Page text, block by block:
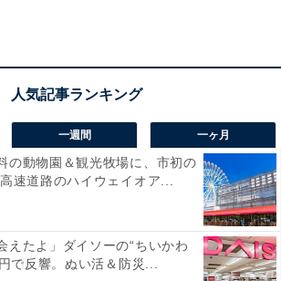
ゼリゼ通りでショッピングを楽
休日」
一週間 一ヶ月
の動物園＆観光牧場に、市初の
速道路のハイウェイオア...
えたよ」ダイソーの“ちいかわ
で反響。ぬい活＆防災...